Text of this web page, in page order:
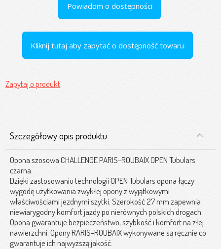
Powiadom o dostępności
Kliknij tutaj aby zapytać o dostępność towaru
Zapytaj o produkt
Szczegółowy opis produktu
Opona szosowa CHALLENGE PARIS-ROUBAIX OPEN Tubulars
czarna.
Dzięki zastosowaniu technologii OPEN Tubulars opona łączy
wygodę użytkowania zwykłej opony z wyjątkowymi
właściwościami jezdnymi szytki. Szerokość 27 mm zapewnia
niewiarygodny komfort jazdy po nierównych polskich drogach.
Opona gwarantuje bezpieczeństwo, szybkość i komfort na złej
nawierzchni. Opony RARIS-ROUBAIX wykonywane są ręcznie co
gwarantuje ich najwyższą jakość.